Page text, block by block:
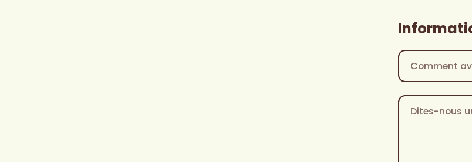
?*
le
plus
comme
Comment
avez-
vous
entendu
parler
Dites-
nous